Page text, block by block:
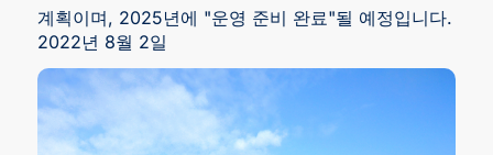
계획이며, 2025년에 "운영 준비 완료"될 예정입니다.
2022년 8월 2일